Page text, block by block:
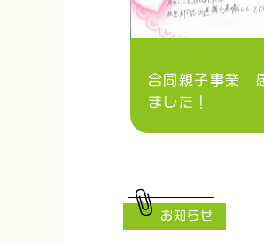
合同親子事業
ました！
お知らせ